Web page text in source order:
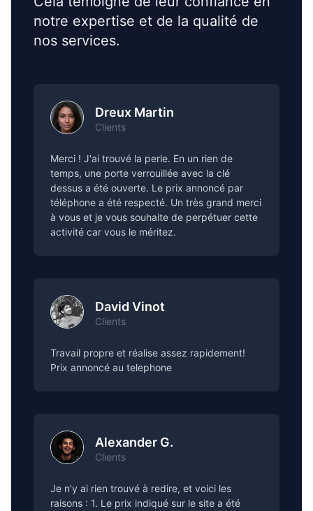
notre expertise et de la qualité de
nos services.
Dreux Martin
Clients
Merci ! J'ai trouvé la perle. En un rien de
temps, une porte verrouillée avec la clé
dessus a été ouverte. Le prix annoncé par
téléphone a été respecté. Un très grand merci
à vous et je vous souhaite de perpétuer cette
activité car vous le méritez.
David Vinot
Clients
Travail propre et réalise assez rapidement!
Prix annoncé au telephone
Alexander G.
Clients
Je n'y ai rien trouvé à redire, et voici les
raisons : 1. Le prix indiqué sur le site a été